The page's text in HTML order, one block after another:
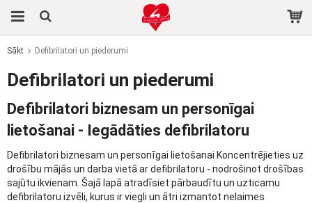
Sākt Defibrilatori un piederumi
Defibrilatori un piederumi
Defibrilatori biznesam un personīgai
lietošanai - Iegādāties defibrilatoru
Defibrilatori biznesam un personīgai lietošanai Koncentrējieties uz
drošību mājās un darba vietā ar defibrilatoru - nodrošinot drošības
sajūtu ikvienam. Šajā lapā atradīsiet pārbaudītu un uzticamu
defibrilatoru izvēli, kurus ir viegli un ātri izmantot nelaimes